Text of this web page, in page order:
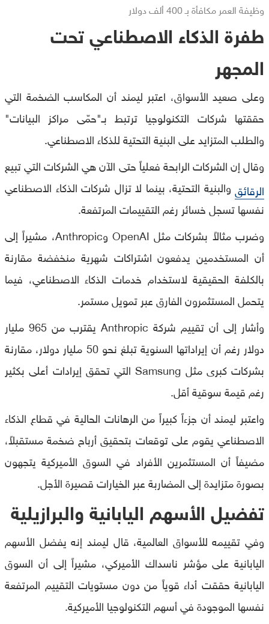
وظيفة العمر مكافأة بـ 400 ألف دولار
طفرة الذكاء الاصطناعي تحت
المجهر
وعلى صعيد الأسواق، اعتبر ليمند أن المكاسب الضخمة التي
حققتها شركات التكنولوجيا ترتبط بـ"حمّى مراكز البيانات"
والطلب المتزايد على البنية التحتية للذكاء الاصطناعي.
وقال إن الشركات الرابحة فعلياً حتى الآن هي الشركات التي تبيع
الرقائق والبنية التحتية، بينما لا تزال شركات الذكاء الاصطناعي
نفسها تسجل خسائر رغم التقييمات المرتفعة.
وضرب مثالاً بشركات مثل OpenAI وAnthropic، مشيراً إلى
أن المستخدمين يدفعون اشتراكات شهرية منخفضة مقارنة
بالكلفة الحقيقية لاستخدام خدمات الذكاء الاصطناعي، فيما
يتحمل المستثمرون الفارق عبر تمويل مستمر.
وأشار إلى أن تقييم شركة Anthropic يقترب من 965 مليار
دولار رغم أن إيراداتها السنوية تبلغ نحو 50 مليار دولار، مقارنة
بشركات كبرى مثل Samsung التي تحقق إيرادات أعلى بكثير
رغم قيمة سوقية أقل.
واعتبر ليمند أن جزءاً كبيراً من الرهانات الحالية في قطاع الذكاء
الاصطناعي يقوم على توقعات بتحقيق أرباح ضخمة مستقبلاً،
مضيفاً أن المستثمرين الأفراد في السوق الأميركية يتجهون
بصورة متزايدة إلى المضاربة عبر الخيارات قصيرة الأجل.
تفضيل الأسهم اليابانية والبرازيلية
وفي تقييمه للأسواق العالمية، قال ليمند إنه يفضل الأسهم
اليابانية على مؤشر ناسداك الأميركي، مشيراً إلى أن السوق
اليابانية حققت أداء قوياً من دون مستويات التقييم المرتفعة
نفسها الموجودة في أسهم التكنولوجيا الأميركية.